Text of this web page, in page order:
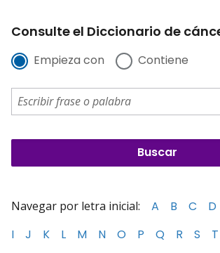
Consulte el Diccionario de
Empieza con Contiene
Navegar por letra inicial: A B C D
I
J K L M N O P Q R S T